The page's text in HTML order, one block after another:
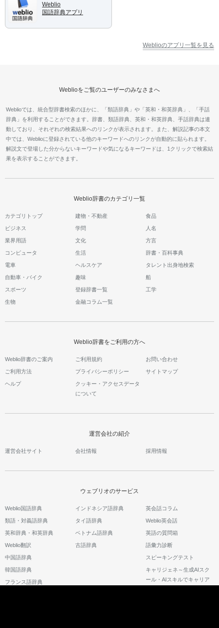
Weblio
国語辞典アプリ
Weblioのアプリ一覧を見る
Weblioをご覧のユーザーのみなさまへ
Weblioでは、統合型辞書検索のほかに、「類語辞典」や「英和・和英辞典」、「手話
辞典」を利用することができます。辞書、類語辞典、英和・和英辞典、手話辞典は連
動しており、それぞれの検索結果へのリンクが表示されます。また、解説記事の本文
中では、Weblioに登録されている他のキーワードへのリンクが自動的に貼られます。
解説文で登場した分からないキーワードや気になるキーワードは、1クリックで検索結
果を表示することができます。
Weblio辞書のカテゴリ一覧
カテゴリトップ 建物・不動産 食品
ビジネス 学問 人名
業界用語 文化 方言
コンピュータ 生活 辞書・百科事典
電車 ヘルスケア タレント出身地検索
自動車・バイク 趣味 船
スポーツ 登録辞書一覧 工学
生物 金融コラム一覧
Weblio辞書をご利用の方へ
Weblio辞書のご案内 ご利用規約 お問い合わせ
ご利用方法 プライバシーポリシー サイトマップ
ヘルプ
クッキー・アクセスデータ
について
運営会社の紹介
運営会社サイト 会社情報 採用情報
ウェブリオのサービス
Weblio国語辞典
類語・対義語辞典
英和辞典・和英辞典
Weblio翻訳
中国語辞典
韓国語辞典
フランス語辞典
インドネシア語辞典
タイ語辞典
ベトナム語辞典
古語辞典
英会話コラム
Weblio英会話
英語の質問箱
語彙力診断
スピーキングテスト
キャリジェネ～生成AIスク
ール・AIスキルでキャリア